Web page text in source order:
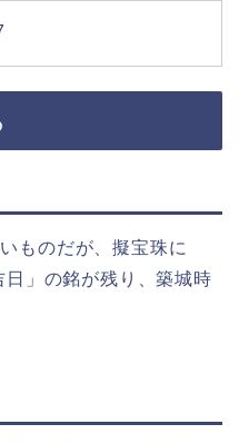
ものだが、擬宝珠に
日」の銘が残り、築城時